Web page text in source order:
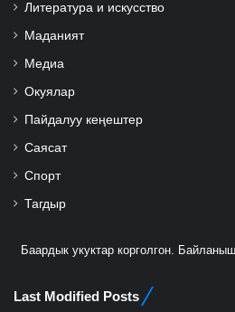
Литература и искусство
Маданият
Медиа
Окуялар
Пайдалуу кеңештер
Саясат
Спорт
Тагдыр
Баардык укуктар корголгон.
Last Modified Posts